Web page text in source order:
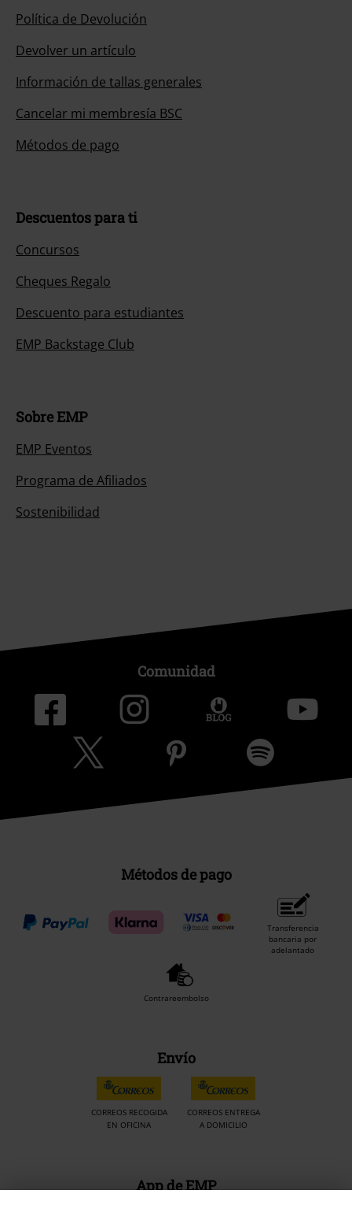
Política de Devolución
Devolver un artículo
Información de tallas generales
Cancelar mi membresía BSC
Métodos de pago
Descuentos para ti
Concursos
Cheques Regalo
Descuento para estudiantes
EMP Backstage Club
Sobre EMP
EMP Eventos
Programa de Afiliados
Sostenibilidad
Comunidad
Métodos de pago
Transferencia
bancaria por
adelantado
Contrareembolso
Envío
CORREOS RECOGIDA
EN OFICINA
CORREOS ENTREGA
A DOMICILIO
App de EMP